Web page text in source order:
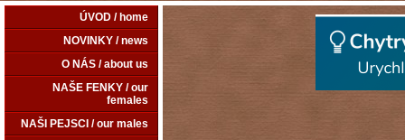
ÚVOD / home
NOVINKY / news
O NÁS / about us
NAŠE FENKY / our
females
NAŠI PEJSCI / our males